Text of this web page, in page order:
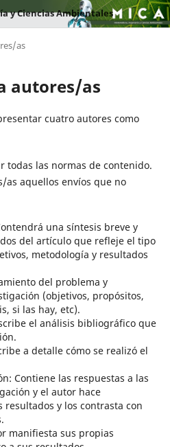
y Ciencias Ambientales
as
autores/as
cuatro autores como
todas las normas de contenido.
as aquellos envíos que no
una síntesis breve y
del artículo que refleje el tipo
metodología y resultados
del problema y
(objetivos, propósitos,
si las hay, etc).
el análisis bibliográfico que
a detalle cómo se realizó el
Contiene las respuestas a las
y el autor hace
resultados y los contrasta con
manifiesta sus propias